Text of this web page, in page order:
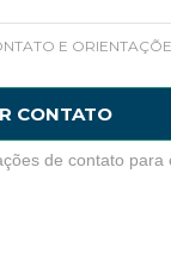
E
CONTATO
de contato para